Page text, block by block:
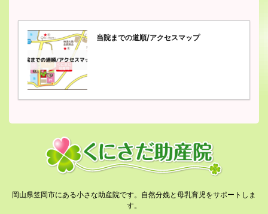
当院までの道順/アクセスマップ
岡山県笠岡市にある小さな助産院です。自然分娩と母乳育児をサポートしま
す。